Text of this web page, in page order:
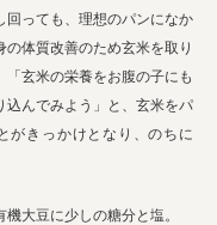
回っても、理想のパンになか
体質改善のため玄米を取り
玄米の栄養をお腹の子にも
込んでみよう」と、玄米をパ
がきっかけとなり、のちに
大豆に少しの糖分と塩。